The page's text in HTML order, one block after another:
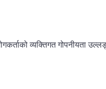
व्यक्तिगत गोपनीयता